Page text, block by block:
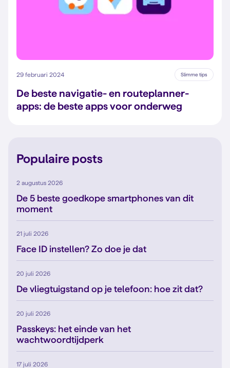
29 februari 2024 Slimme tips
De beste navigatie- en routeplanner-
apps: de beste apps voor onderweg
Populaire posts
2 augustus 2026
De 5 beste goedkope smartphones van dit
moment
21 juli 2026
Face ID instellen? Zo doe je dat
20 juli 2026
De vliegtuigstand op je telefoon: hoe zit dat?
20 juli 2026
Passkeys: het einde van het
wachtwoordtijdperk
17 juli 2026